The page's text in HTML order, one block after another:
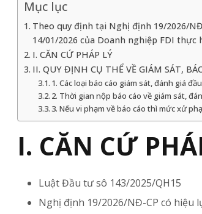
Mục lục
Theo quy định tại Nghị định 19/2026/
14/01/2026 của Doanh nghiệp FDI thực
I. CĂN CỨ PHÁP LÝ
II. QUY ĐỊNH CỤ THỂ VỀ GIÁM SÁT,
1. Các loại báo cáo giám sát, đánh giá
2. Thời gian nộp báo cáo về giám sát,
3. Nếu vi phạm về báo cáo thì mức xử
I. CĂN CỨ
Luật Đầu tư sô 143/2025/QH15
Nghị định 19/2026/NĐ-CP có hiệu